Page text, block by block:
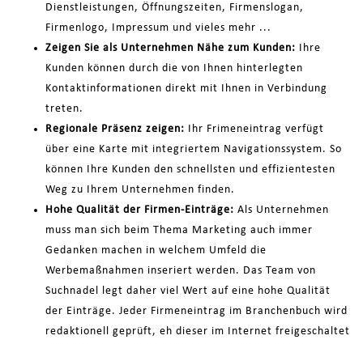
Dienstleistungen, Öffnungszeiten, Firmenslogan,
Firmenlogo, Impressum und vieles mehr ...
Zeigen Sie als Unternehmen Nähe zum Kunden: Ihre
Kunden können durch die von Ihnen hinterlegten
Kontaktinformationen direkt mit Ihnen in Verbindung
treten.
Regionale Präsenz zeigen: Ihr Frimeneintrag verfügt
über eine Karte mit integriertem Navigationssystem. So
können Ihre Kunden den schnellsten und effizientesten
Weg zu Ihrem Unternehmen finden.
Hohe Qualität der Firmen-Einträge: Als Unternehmen
muss man sich beim Thema Marketing auch immer
Gedanken machen in welchem Umfeld die
Werbemaßnahmen inseriert werden. Das Team von
Suchnadel legt daher viel Wert auf eine hohe Qualität
der Einträge. Jeder Firmeneintrag im Branchenbuch wird
redaktionell geprüft, eh dieser im Internet freigeschaltet